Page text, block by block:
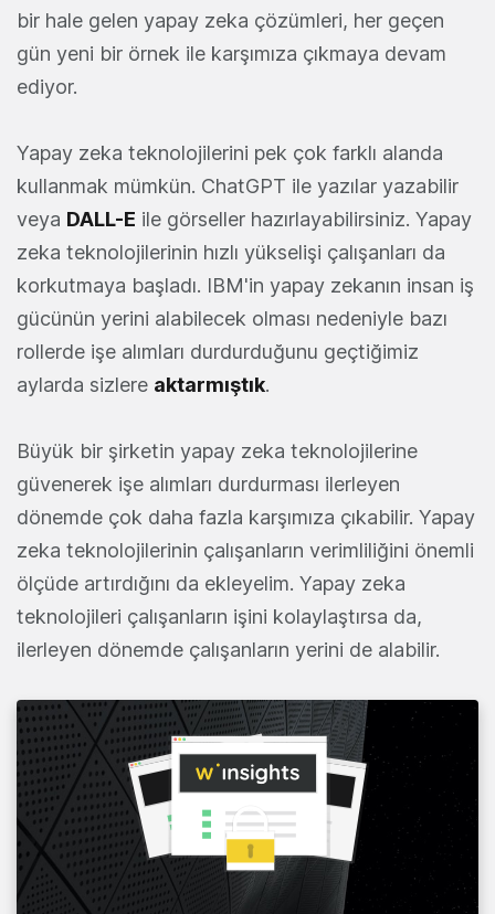
bir hale gelen yapay zeka çözümleri, her geçen
gün yeni bir örnek ile karşımıza çıkmaya devam
ediyor.
Yapay zeka teknolojilerini pek çok farklı alanda
kullanmak mümkün. ChatGPT ile yazılar yazabilir
veya DALL-E ile görseller hazırlayabilirsiniz. Yapay
zeka teknolojilerinin hızlı yükselişi çalışanları da
korkutmaya başladı. IBM'in yapay zekanın insan iş
gücünün yerini alabilecek olması nedeniyle bazı
rollerde işe alımları durdurduğunu geçtiğimiz
aylarda sizlere aktarmıştık.
Büyük bir şirketin yapay zeka teknolojilerine
güvenerek işe alımları durdurması ilerleyen
dönemde çok daha fazla karşımıza çıkabilir. Yapay
zeka teknolojilerinin çalışanların verimliliğini önemli
ölçüde artırdığını da ekleyelim. Yapay zeka
teknolojileri çalışanların işini kolaylaştırsa da,
ilerleyen dönemde çalışanların yerini de alabilir.